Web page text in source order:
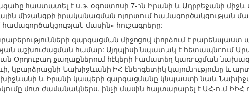
հաստատել է ս.թ. օգոստոսի 7-ին Իրանի և Ադրբեջանի միջև
միջանցքի իրականացման ոլորտում համագործակցության
մասին» հուշագրերը:
զարգացման միջոցով փորձում է բարենպաստ
աշխուժացման համար: Այդպիսի նպատակ է հետապնդում
Օրդուբադ քաղաքներում հէկերի համատեղ կառուցման
կբարձրացնի Նախիջևանի ԻՀ էներգետիկ կայունությունը և
և Իրանի կապերի զարգացմանը կնպաստի նաև
մոտ ժամանակներս, ինչի մասին հայտարարել է ԱՀ-ում